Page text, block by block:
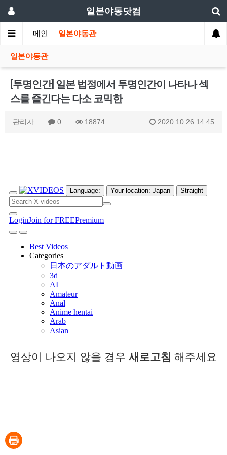
일본야동닷컴
메인 일본야동관
일본야동관
[투명인간] 일본 법정에서 투명인간이 나타나 섹
스를 즐긴다는 다소 코믹한
관리자 0 18874 2020.10.26 14:45
영상이 나오지 않을 경우 새로고침 해주세요